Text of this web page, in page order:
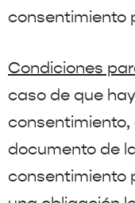
consentimiento
Condiciones
caso de que
consentimiento,
documento de
consentimiento